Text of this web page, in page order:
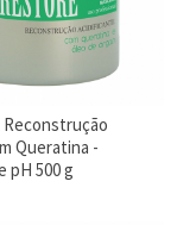
Reconstrução
Queratina -
pH 500 g